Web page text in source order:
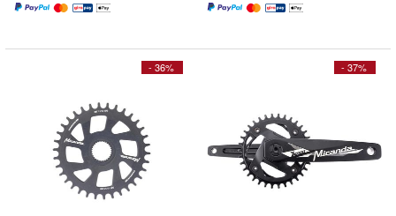
- 36% - 37%